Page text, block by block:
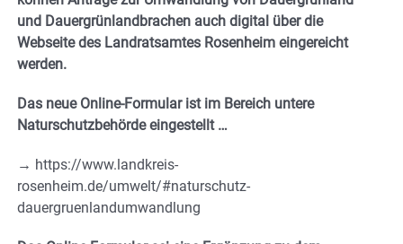
und Dauergrünlandbrachen auch digital über die
Webseite des Landratsamtes Rosenheim eingereicht
werden.
Das neue Online-Formular ist im Bereich untere
Naturschutzbehörde eingestellt …
→ https://www.landkreis-
rosenheim.de/umwelt/#naturschutz-
dauergruenlandumwandlung